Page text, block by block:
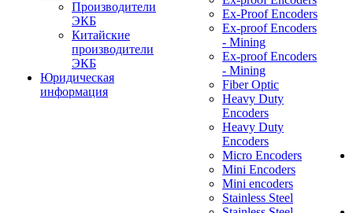
Производители
ЭКБ
Китайские
производители
ЭКБ
Юридическая
информация
Ex-Proof Encoders
Ex-proof Encoders
- Mining
Ex-proof Encoders
- Mining
Fiber Optic
Heavy Duty
Encoders
Heavy Duty
Encoders
Micro Encoders
Mini Encoders
Mini encoders
Stainless Steel